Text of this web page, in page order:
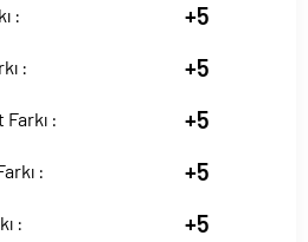
: +5
: +5
: +5
: +5
: +5